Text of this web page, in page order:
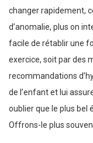
changer rapidement,
d’anomalie, plus on
facile de rétablir une
exercice, soit par des
recommandations
de l’enfant et lui
oublier que le plus bel
Offrons-le plus